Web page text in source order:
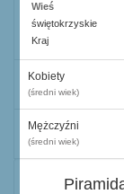
Wieś
świętokrzyskie
Kraj
Kobiety
(średni wiek)
Mężczyźni
(średni wiek)